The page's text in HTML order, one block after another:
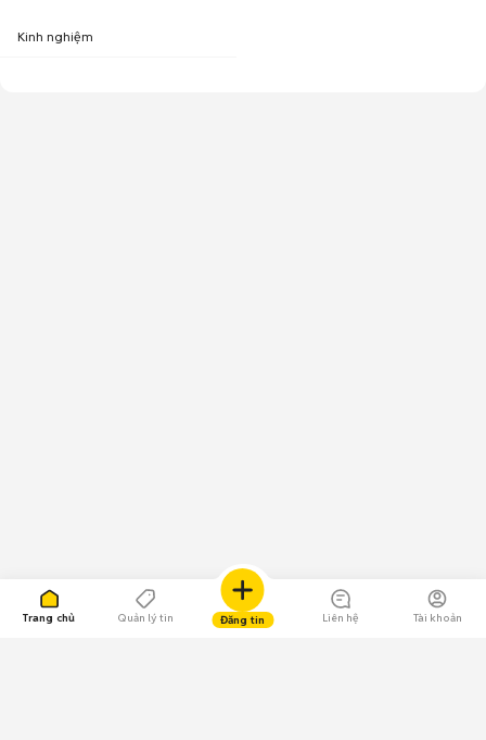
Trang chủ Quản lý tin Đăng tin Liên hệ Tài khoản
Kinh nghiệm